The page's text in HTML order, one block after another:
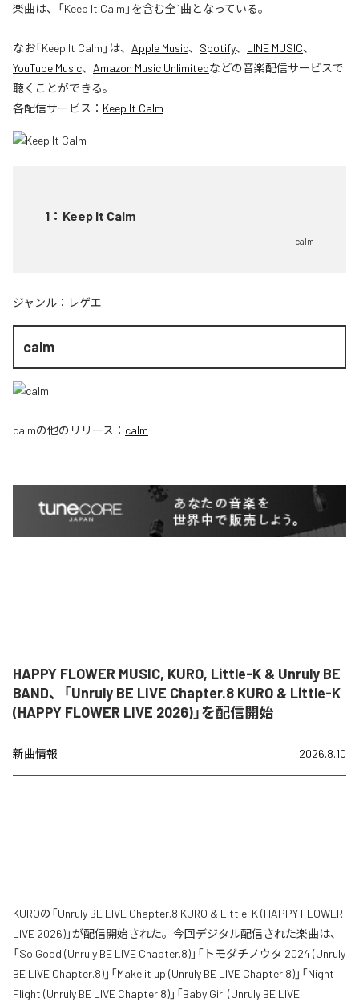
楽曲は、「Keep It Calm」を含む全1曲となっている。
なお「Keep It Calm 」は、 Apple Music、 Spotify、 LINE MUSIC、
YouTube Music、 Amazon Music Unlimitedなどの音楽配信サービスで
聴くことができる。
各配信サービス： Keep It Calm
1 ： Keep It Calm
calm
ジャンル： レゲエ
calm
calmの他のリリース： calm
HAPPY FLOWER MUSIC, KURO, Little-K & Unruly BE
BAND、「Unruly BE LIVE Chapter.8 KURO & Little-K
(HAPPY FLOWER LIVE 2026)」を配信開始
新曲情報 2026.8.10
KUROの「Unruly BE LIVE Chapter.8 KURO & Little-K (HAPPY FLOWER
LIVE 2026)」が配信開始された。今回デジタル配信された楽曲は、
「So Good (Unruly BE LIVE Chapter.8)」「トモダチノウタ 2024 (Unruly
BE LIVE Chapter.8)」「Make it up (Unruly BE LIVE Chapter.8)」「Night
Flight (Unruly BE LIVE Chapter.8)」「Baby Girl (Unruly BE LIVE